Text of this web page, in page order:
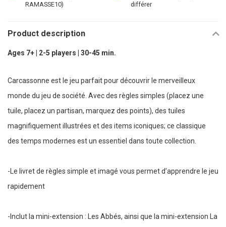
RAMASSE10)
différer
Product description
Ages 7+ | 2-5 players | 30-45 min.
Carcassonne est le jeu parfait pour découvrir le merveilleux
monde du jeu de société. Avec des règles simples (placez une
tuile, placez un partisan, marquez des points), des tuiles
magnifiquement illustrées et des items iconiques; ce classique
des temps modernes est un essentiel dans toute collection.
-Le livret de règles simple et imagé vous permet d’apprendre le jeu
rapidement
-Inclut la mini-extension : Les Abbés, ainsi que la mini-extension La